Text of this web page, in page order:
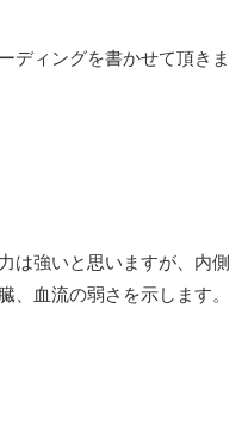
ディングを書かせて頂きま
は強いと思いますが、内側
、血流の弱さを示します。